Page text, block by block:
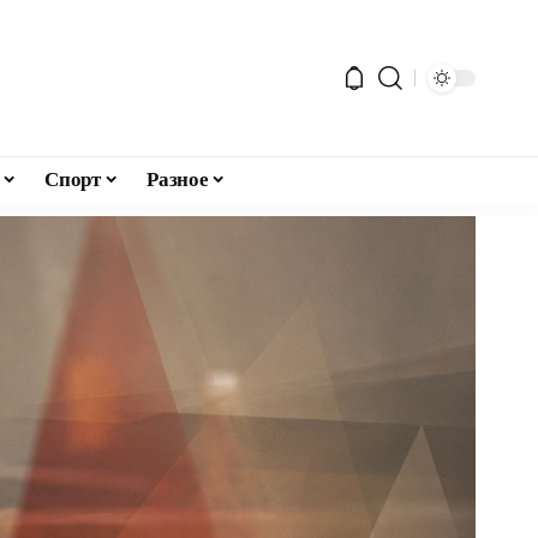
Спорт Разное